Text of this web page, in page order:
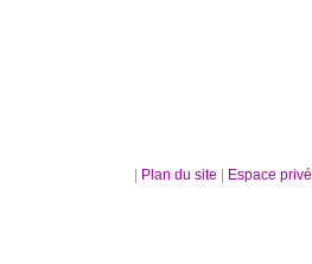
Plan du site Espace privé